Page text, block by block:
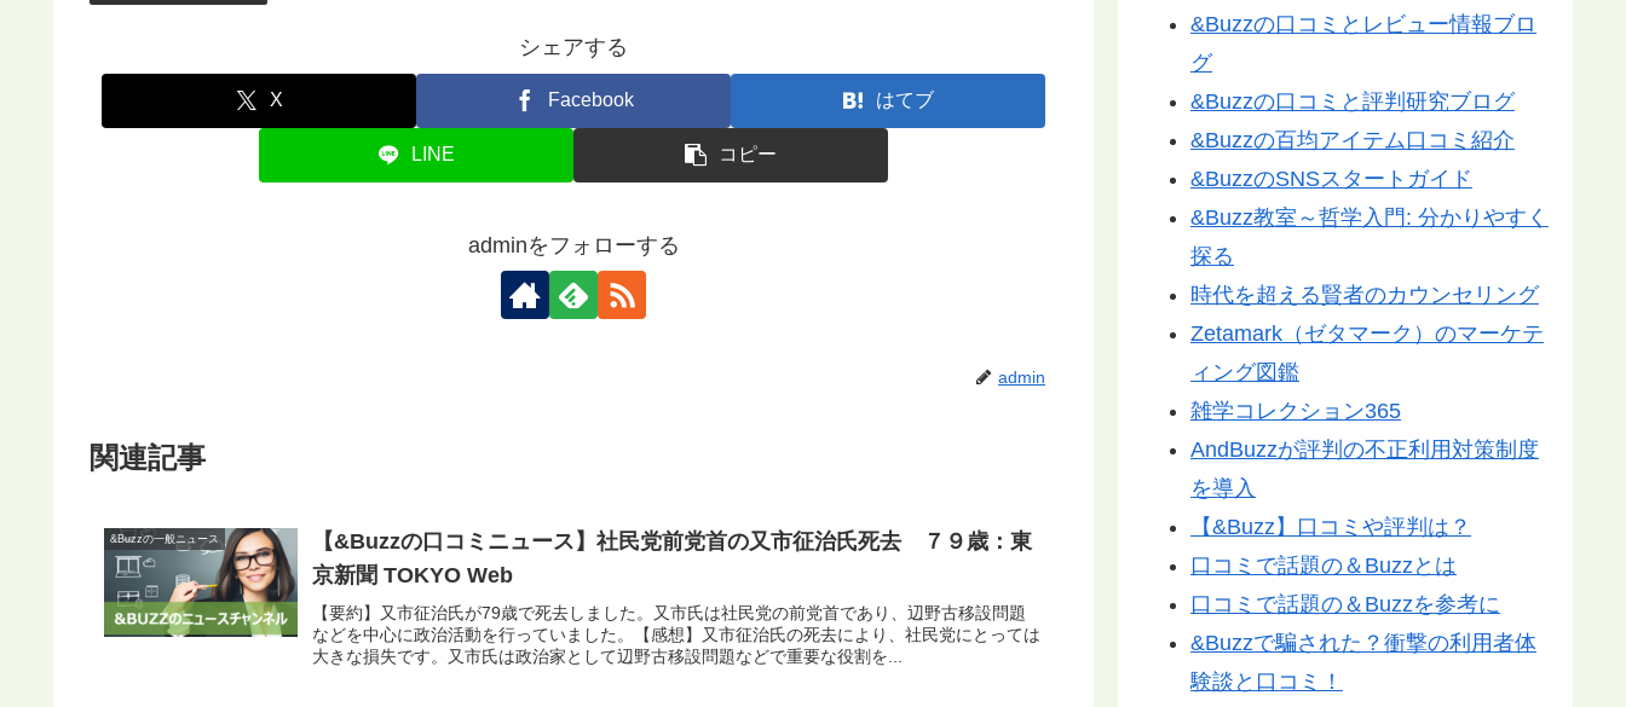
シェアする
X Facebook はてブ
LINE コピー
adminをフォローする
admin
関連記事
&Buzzの一般ニュース
【&Buzzの口コミニュース】社民党前党首の又市征治氏死去 ７９歳：東
京新聞 TOKYO Web
【要約】又市征治氏が79歳で死去しました。又市氏は社民党の前党首であり、辺野古移設問題
などを中心に政治活動を行っていました。【感想】又市征治氏の死去により、社民党にとっては
大きな損失です。又市氏は政治家として辺野古移設問題などで重要な役割を...
&Buzzの口コミとレビュー情報ブロ
グ
&Buzzの口コミと評判研究ブログ
&Buzzの百均アイテム口コミ紹介
&BuzzのSNSスタートガイド
&Buzz教室～哲学入門: 分かりやすく
探る
時代を超える賢者のカウンセリング
Zetamark（ゼタマーク）のマーケテ
ィング図鑑
雑学コレクション365
AndBuzzが評判の不正利用対策制度
を導入
【&Buzz】口コミや評判は？
口コミで話題の＆Buzzとは
口コミで話題の＆Buzzを参考に
&Buzzで騙された？衝撃の利用者体
験談と口コミ！